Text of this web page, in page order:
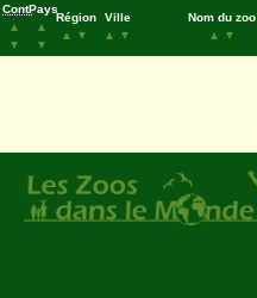
Cont.
▲
▼
Pays
▲
▼
Région
▲
▼
Ville
▲
▼
Nom du zoo
▲
▼